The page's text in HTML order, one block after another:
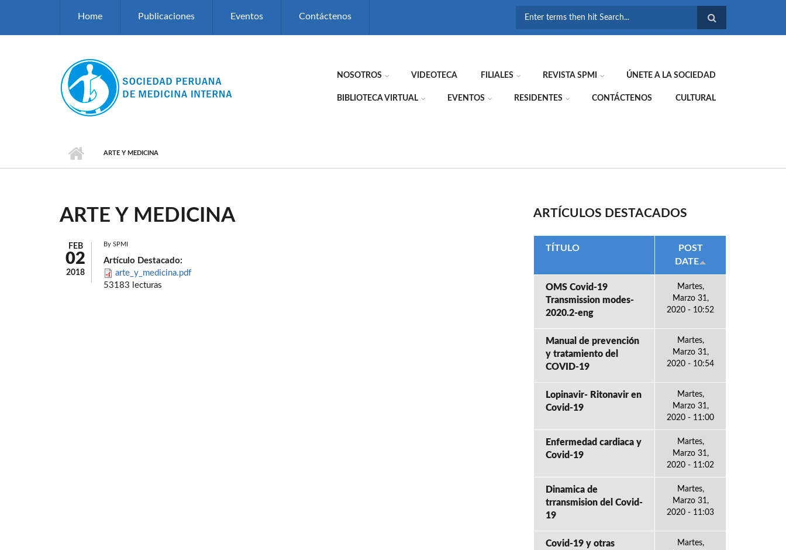
Home Publicaciones Eventos Contáctenos
NOSOTROS VIDEOTECA FILIALES REVISTA SPMI ÚNETE A LA SOCIEDAD
BIBLIOTECA VIRTUAL EVENTOS RESIDENTES CONTÁCTENOS CULTURAL
ARTE Y MEDICINA
ARTE Y MEDICINA
FEB
02
2018
By SPMI
Artículo Destacado:
arte_y_medicina.pdf
53183 lecturas
ARTÍCULOS DESTACADOS
TÍTULO
POST
DATE
OMS Covid-19
Transmission modes-
2020.2-eng
Martes,
Marzo 31,
2020 - 10:52
Manual de prevención
y tratamiento del
COVID-19
Martes,
Marzo 31,
2020 - 10:54
Lopinavir- Ritonavir en
Covid-19
Martes,
Marzo 31,
2020 - 11:00
Enfermedad cardiaca y
Covid-19
Martes,
Marzo 31,
2020 - 11:02
Dinamica de
trransmision del Covid-
19
Martes,
Marzo 31,
2020 - 11:03
Covid-19 y otras
Martes,